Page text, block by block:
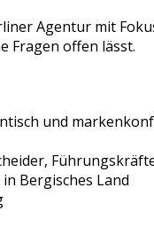
Agentur mit
Fragen offen lässt.
und
in Bergisches Land